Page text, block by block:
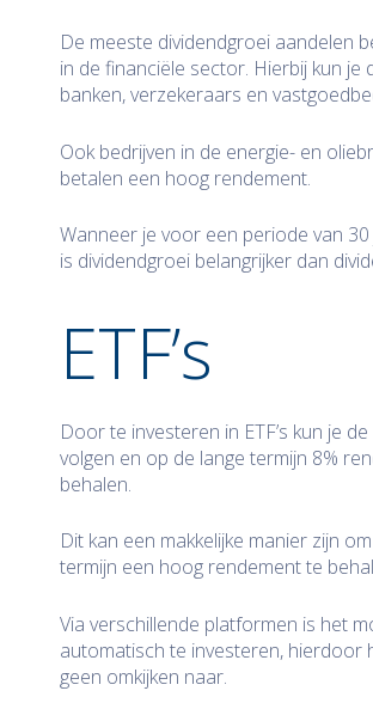
De meeste dividendgroei aandelen
in de financiële sector. Hierbij kun je
banken, verzekeraars en
Ook bedrijven in de energie- en
betalen een hoog rendement.
Wanneer je voor een periode van
is dividendgroei belangrijker dan
ETF’s
Door te investeren in ETF’s kun je
volgen en op de lange termijn 8%
behalen.
Dit kan een makkelijke manier zijn
termijn een hoog rendement te
Via verschillende platformen is het
automatisch te investeren, hierdoor
geen omkijken naar.